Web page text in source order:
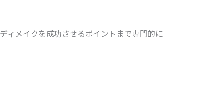
ィメイクを成功させるポイントまで専門的に